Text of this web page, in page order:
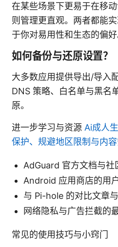
在某些场景下更易于在移
则管理更直观。两者都能
于你对易用性和生态的偏好
如何备份与还原设置？
大多数应用提供导出/导入
DNS 策略、白名单与黑名
原。
进一步学习与资源 Ai成人
保护、规避地区限制与内
AdGuard 官方文档与社
Android 应用商店的用
与 Pi-hole 的对比文章
网络隐私与广告拦截的
常见的使用技巧与小窍门